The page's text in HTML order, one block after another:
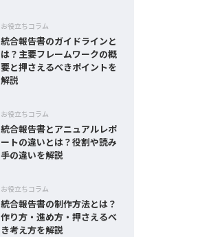
お役立ちコラム
統合報告書のガイドラインと
は？主要フレームワークの概
要と押さえるべきポイントを
解説
お役立ちコラム
統合報告書とアニュアルレポ
ートの違いとは？役割や読み
手の違いを解説
お役立ちコラム
統合報告書の制作方法とは？
作り方・進め方・押さえるべ
き考え方を解説